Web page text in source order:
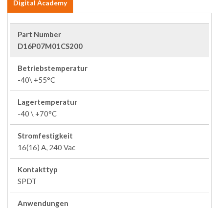
Digital Academy
Part Number
D16P07M01CS200
Betriebstemperatur
-40\ +55°C
Lagertemperatur
-40 \ +70°C
Stromfestigkeit
16(16) A, 240 Vac
Kontakttyp
SPDT
Anwendungen